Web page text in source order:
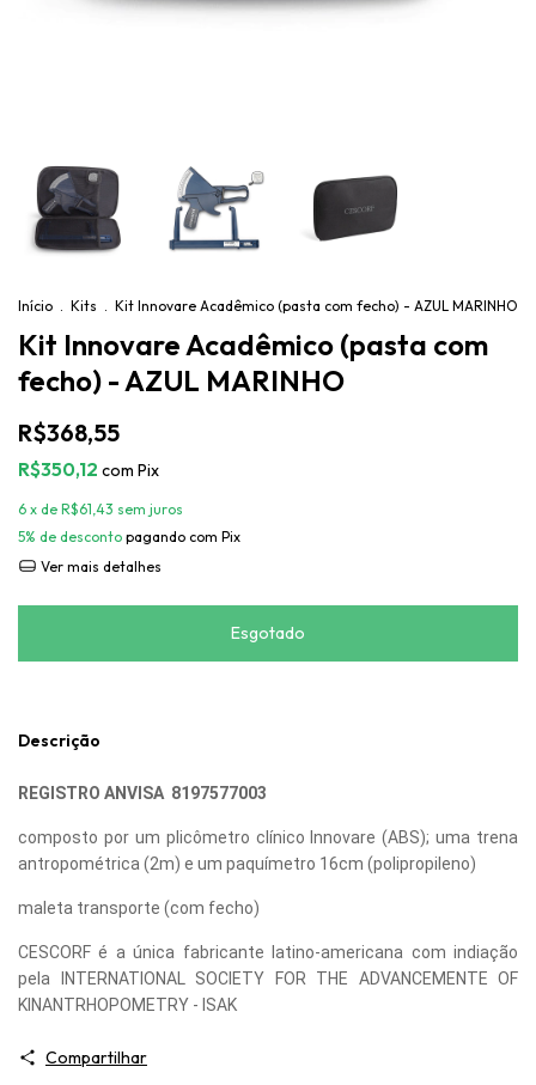
Início Kits Kit Innovare Acadêmico (pasta com fecho) - AZUL MARINHO
Kit Innovare Acadêmico (pasta com
fecho) - AZUL MARINHO
R$368,55
R$350,12 com Pix
6 x de R$61,43 sem juros
5% de desconto pagando com Pix
Ver mais detalhes
Descrição
REGISTRO ANVISA 8197577003
composto por um plicômetro clínico Innovare (ABS); uma trena
antropométrica (2m) e um paquímetro 16cm (polipropileno)
maleta transporte (com fecho)
CESCORF é a única fabricante latino-americana com indiação
pela INTERNATIONAL SOCIETY FOR THE ADVANCEMENTE OF
KINANTRHOPOMETRY - ISAK
Compartilhar